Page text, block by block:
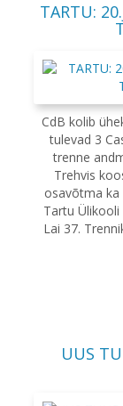
TARTU:
CdB kolib
tulevad 3
trenne
Trehvis
osavõtma ka
Tartu
Lai 37.
UUS